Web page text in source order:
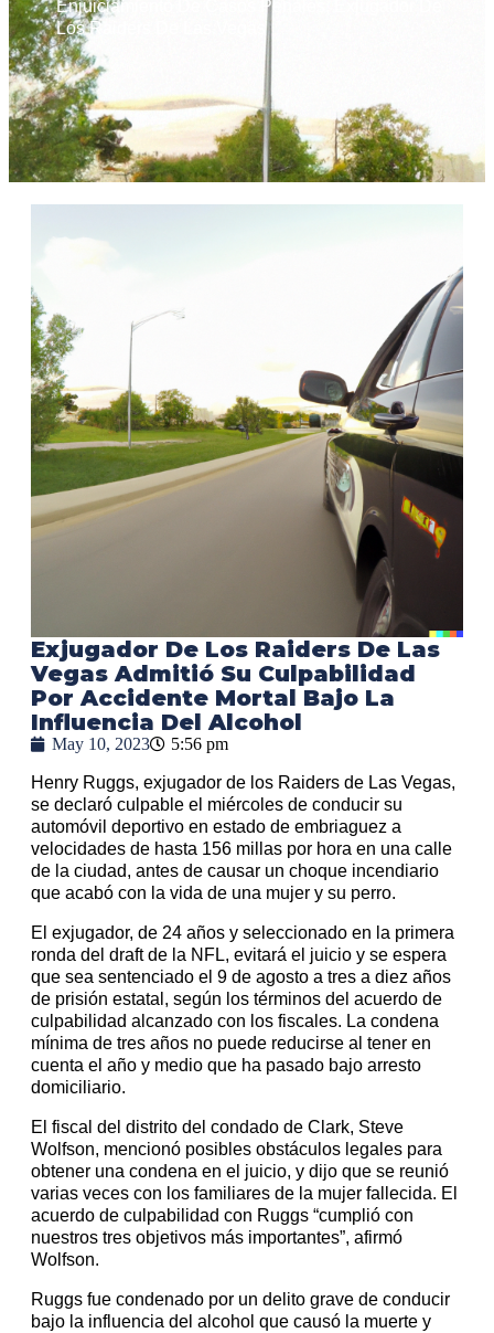
Enjuiciamiento De Casos Penales
Los Raiders De Las Vegas
Exjugador De Los Raiders De Las
Vegas Admitió Su Culpabilidad
Por Accidente Mortal Bajo La
Influencia Del Alcohol
May 10, 2023 5:56 pm
Henry Ruggs, exjugador de los Raiders de Las Vegas,
se declaró culpable el miércoles de conducir su
automóvil deportivo en estado de embriaguez a
velocidades de hasta 156 millas por hora en una calle
de la ciudad, antes de causar un choque incendiario
que acabó con la vida de una mujer y su perro.
El exjugador, de 24 años y seleccionado en la primera
ronda del draft de la NFL, evitará el juicio y se espera
que sea sentenciado el 9 de agosto a tres a diez años
de prisión estatal, según los términos del acuerdo de
culpabilidad alcanzado con los fiscales. La condena
mínima de tres años no puede reducirse al tener en
cuenta el año y medio que ha pasado bajo arresto
domiciliario.
El fiscal del distrito del condado de Clark, Steve
Wolfson, mencionó posibles obstáculos legales para
obtener una condena en el juicio, y dijo que se reunió
varias veces con los familiares de la mujer fallecida. El
acuerdo de culpabilidad con Ruggs “cumplió con
nuestros tres objetivos más importantes”, afirmó
Wolfson.
Ruggs fue condenado por un delito grave de conducir
bajo la influencia del alcohol que causó la muerte y